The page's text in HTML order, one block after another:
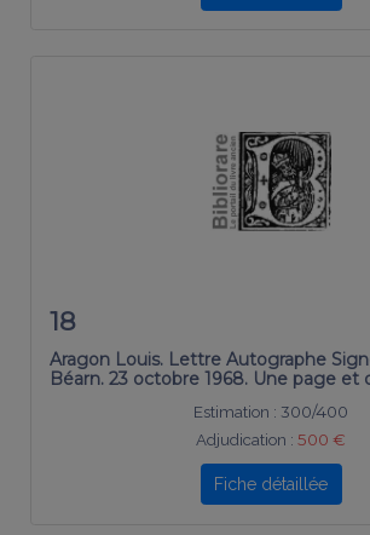
18
Aragon Louis. Lettre Autographe
Béarn. 23 octobre 1968. Une page et
Estimation : 300/400
Adjudication : 500 €
Fiche détaillée